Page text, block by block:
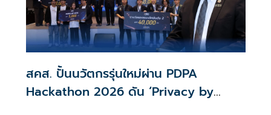
สคส. ปั้นนวัตกรรุ่นใหม่ผ่าน PDPA
Hackathon 2026 ดัน ‘Privacy by